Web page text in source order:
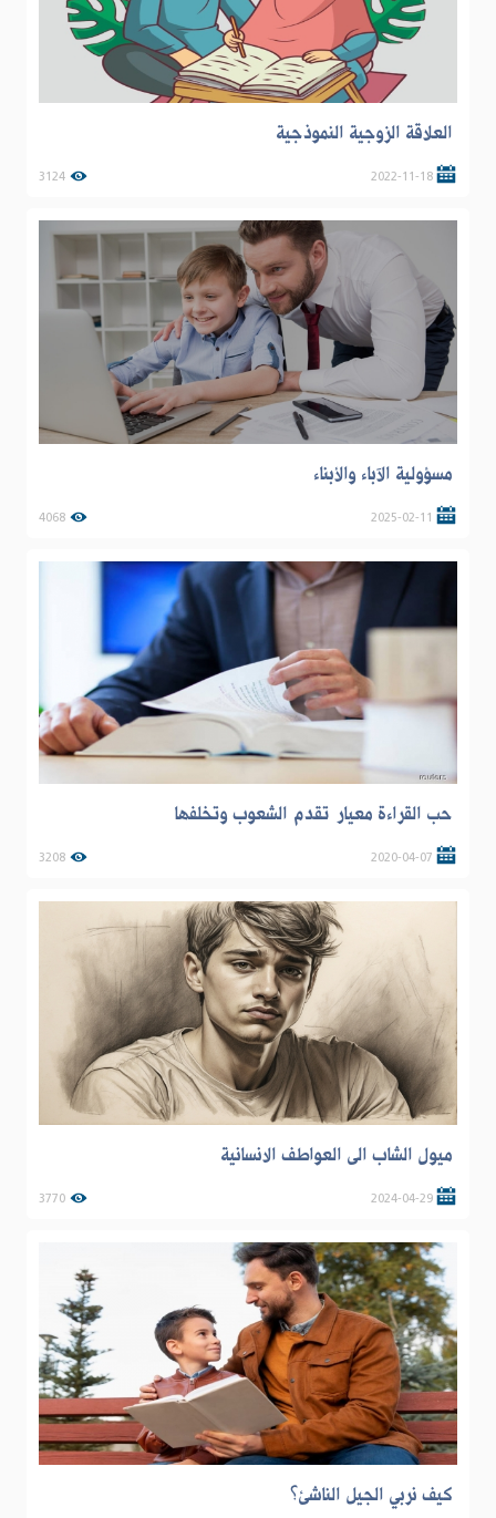
العلاقة الزوجية النموذجية
2022-11-18
3124
مسؤولية الآباء والأبناء
2025-02-11
4068
حب القراءة معيار تقدم الشعوب وتخلفها
2020-04-07
3208
ميول الشاب الى العواطف الانسانية
2024-04-29
3770
كيف نربي الجيل الناشئ؟